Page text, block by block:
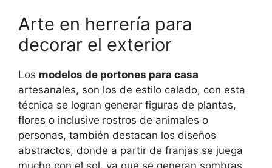
Arte en herrería para
decorar el exterior
Los modelos de portones para casa
artesanales, son los de estilo calado, con esta
técnica se logran generar figuras de plantas,
flores o inclusive rostros de animales o
personas, también destacan los diseños
abstractos, donde a partir de franjas se juega